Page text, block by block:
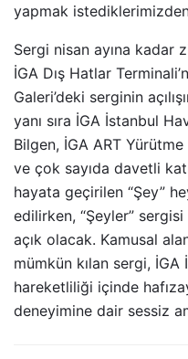
yapmak
Sergi nisan ayına kadar
İGA Dış Hatlar
Galeri’deki serginin
yanı sıra İGA İstanbul
Bilgen, İGA ART
ve çok sayıda davetli
hayata geçirilen “Şey”
edilirken, “Şeyler”
açık olacak. Kamusal
mümkün kılan sergi, İGA
hareketliliği içinde
deneyimine dair sessiz